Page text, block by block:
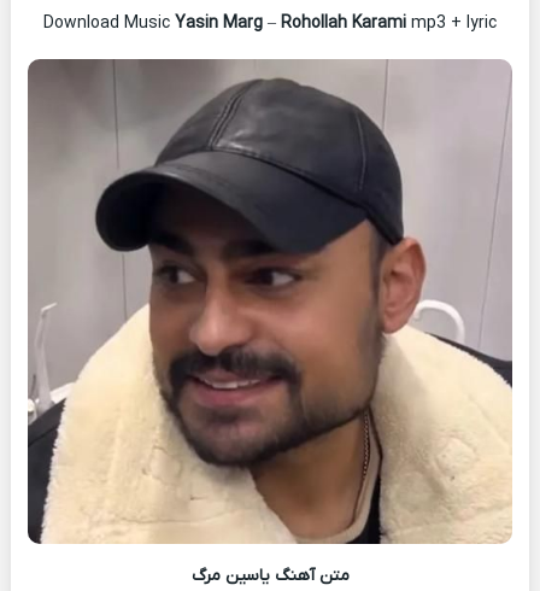
Download Music Yasin Marg – Rohollah Karami mp3 + lyric
متن آهنگ یاسین مرگ